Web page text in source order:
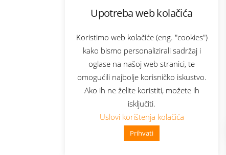
Upotreba web kolačića
Koristimo web kolačiće (eng. "cookies")
kako bismo personalizirali sadržaj i
oglase na našoj web stranici, te
omogućili najbolje korisničko iskustvo.
Ako ih ne želite koristiti, možete ih
isključiti.
Uslovi korištenja kolačića
Prihvati
👋 Zdravo, kako mogu pomoći?
Bonus plus
Prijava za newsletter